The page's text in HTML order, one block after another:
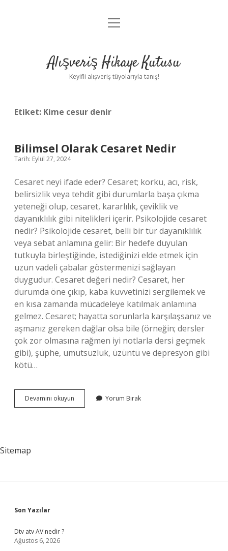
Anasayfa
Yasal Uyarı
menüyü
Alışveriş Hikaye Kutusu
Keyifli alışveriş tüyolarıyla tanış!
Etiket: Kime cesur denir
Bilimsel Olarak Cesaret Nedir
Tarih: Eylül 27, 2024
Cesaret neyi ifade eder? Cesaret; korku, acı, risk,
belirsizlik veya tehdit gibi durumlarla başa çıkma
yeteneği olup, cesaret, kararlılık, çeviklik ve
dayanıklılık gibi nitelikleri içerir. Psikolojide cesaret
nedir? Psikolojide cesaret, belli bir tür dayanıklılık
veya sebat anlamına gelir: Bir hedefe duyulan
tutkuyla birleştiğinde, istediğinizi elde etmek için
uzun vadeli çabalar göstermenizi sağlayan
duygudur. Cesaret değeri nedir? Cesaret, her
durumda öne çıkıp, kaba kuvvetinizi sergilemek ve
en kısa zamanda mücadeleye katılmak anlamına
gelmez. Cesaret; hayatta sorunlarla karşılaşsanız ve
aşmanız gereken dağlar olsa bile (örneğin; dersler
çok zor olmasına rağmen iyi notlarla dersi geçmek
gibi), şüphe, umutsuzluk, üzüntü ve depresyon gibi
kötü…
Devamını okuyun
Olarak
Yorum Bırak
Sitemap
Sidebar
Son Yazılar
Dtv atv AV nedir ?
Ağustos 6, 2026